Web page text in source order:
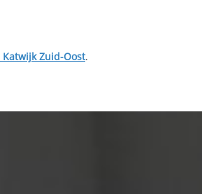
Katwijk Zuid-Oost.